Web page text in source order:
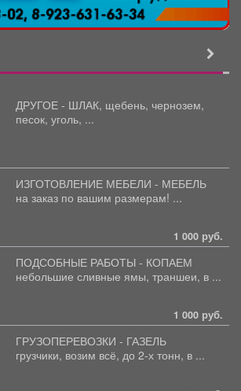
ДРУГОЕ - ШЛАК, щебень, чернозем,
песок, уголь, ...
ИЗГОТОВЛЕНИЕ МЕБЕЛИ - МЕБЕЛЬ
на заказ по вашим размерам! ...
1 000 руб.
ПОДСОБНЫЕ РАБОТЫ - КОПАЕМ
небольшие сливные ямы, траншеи, в ...
1 000 руб.
ГРУЗОПЕРЕВОЗКИ - ГАЗЕЛЬ
грузчики, возим всё, до 2-х тонн, в ...